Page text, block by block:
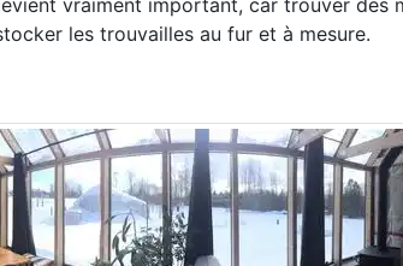
vraiment important, car trouver des
les trouvailles au fur et à mesure.